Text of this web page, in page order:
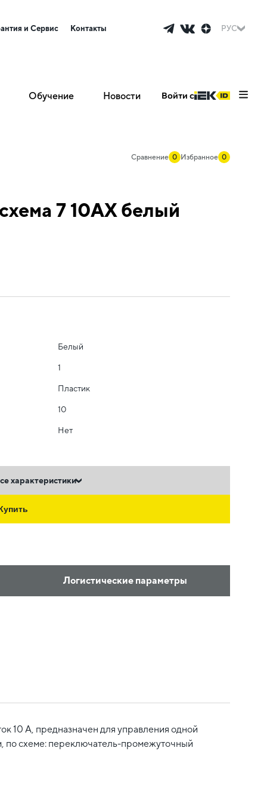
и Сервис Контакты РУС
Обучение Новости Войти с
Сравнение 0 Избранное 0
7 10АХ белый
Белый
1
Пластик
10
Нет
характеристики
Логистические параметры
10 А, предназначен для управления одной
по схеме: переключатель-промежуточный